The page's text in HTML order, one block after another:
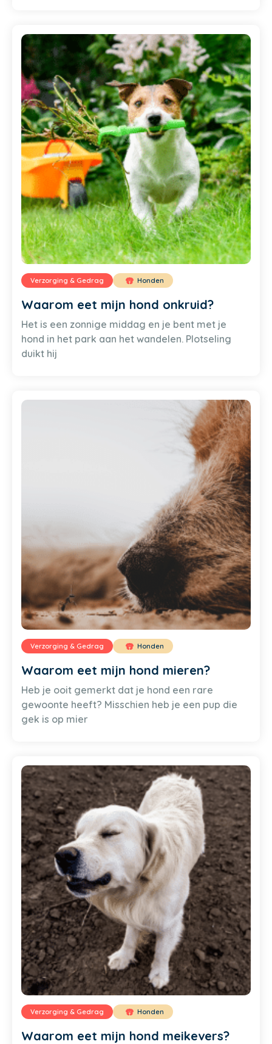
Verzorging & Gedrag Honden
Waarom eet mijn hond onkruid?
Het is een zonnige middag en je bent met je
hond in het park aan het wandelen. Plotseling
duikt hij
Verzorging & Gedrag Honden
Waarom eet mijn hond mieren?
Heb je ooit gemerkt dat je hond een rare
gewoonte heeft? Misschien heb je een pup die
gek is op mier
Verzorging & Gedrag Honden
Waarom eet mijn hond meikevers?